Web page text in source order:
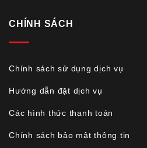
CHÍNH SÁCH
Chính sách sử dụng dịch vụ
Hướng dẫn đặt dịch vụ
Các hình thức thanh toán
Chính sách bảo mật thông tin